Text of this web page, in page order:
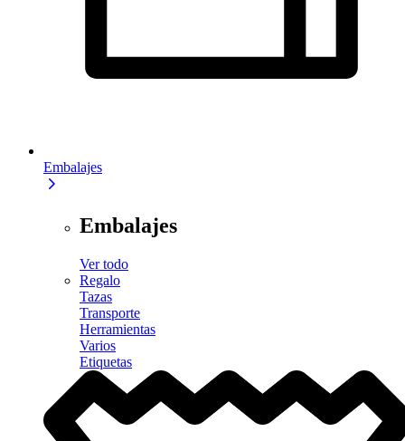
Embalajes
Embalajes
Ver todo
Regalo
Tazas
Transporte
Herramientas
Varios
Etiquetas